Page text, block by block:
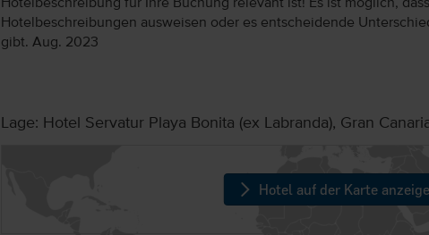
Hotelbeschreibung für Ihre Buchung relevant ist! Es ist möglich,
Hotelbeschreibungen ausweisen oder es entscheidende
gibt. Aug. 2023
Lage: Hotel Servatur Playa Bonita (ex Labranda), Gran
Hotel auf der Karte